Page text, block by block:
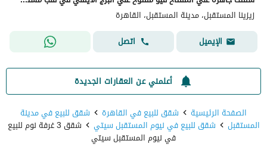
زيزينا المستقبل، مدينة المستقبل، القاهرة
الإيميل
اتصل
أعلمني عن العقارات الجديدة
الصفحة الرئيسية
شقق للبيع في القاهرة شقق للبيع في مدينة
المستقبل شقق للبيع في نيوم المستقبل سيتي شقق 3 غرفة نوم للبيع
في نيوم المستقبل سيتي